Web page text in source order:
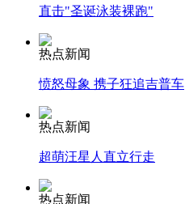
直击"圣诞泳装裸跑"
热点新闻
愤怒母象 携子狂追吉普车
热点新闻
超萌汪星人直立行走
热点新闻